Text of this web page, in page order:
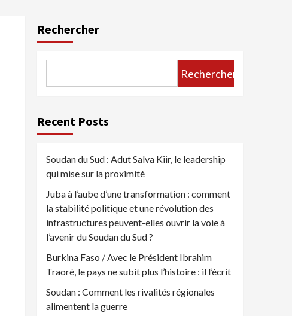
Rechercher
Rechercher
Recent Posts
Soudan du Sud : Adut Salva Kiir, le leadership
qui mise sur la proximité
Juba à l’aube d’une transformation : comment
la stabilité politique et une révolution des
infrastructures peuvent-elles ouvrir la voie à
l’avenir du Soudan du Sud ?
Burkina Faso / Avec le Président Ibrahim
Traoré, le pays ne subit plus l’histoire : il l’écrit
Soudan : Comment les rivalités régionales
alimentent la guerre